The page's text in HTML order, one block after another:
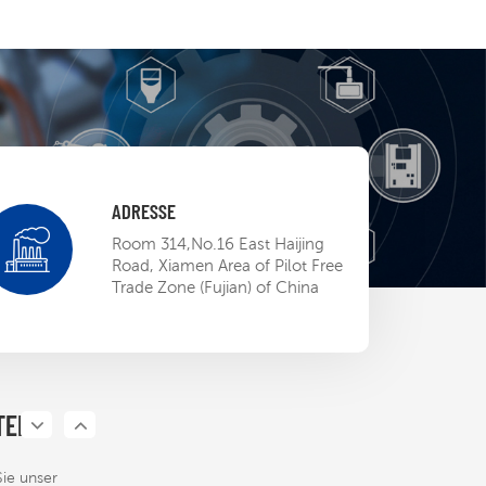
ADRESSE
Room 314,No.16 East Haijing
Road, Xiamen Area of Pilot Free
Trade Zone (Fujian) of China
EP BU Mini-
unser